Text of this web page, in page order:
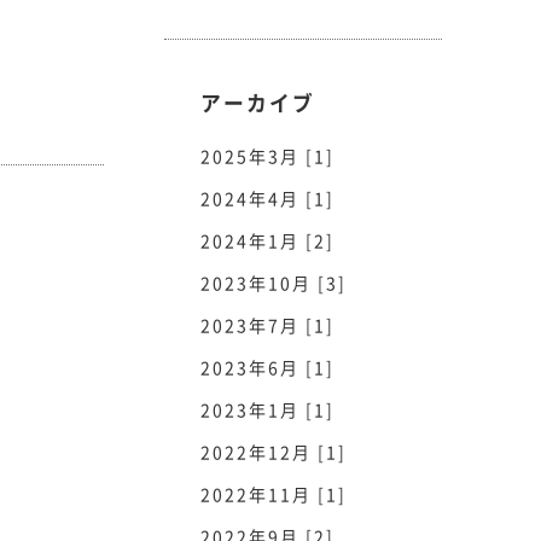
アーカイブ
2025年3月 [1]
2024年4月 [1]
2024年1月 [2]
2023年10月 [3]
2023年7月 [1]
2023年6月 [1]
2023年1月 [1]
2022年12月 [1]
2022年11月 [1]